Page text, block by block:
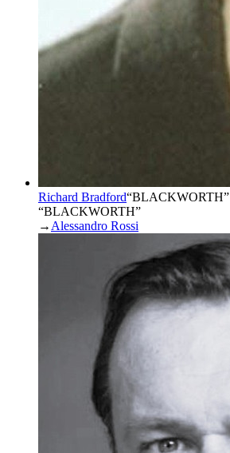
Richard Bradford“BLACKWORTH”
“BLACKWORTH”
→ Alessandro Rossi